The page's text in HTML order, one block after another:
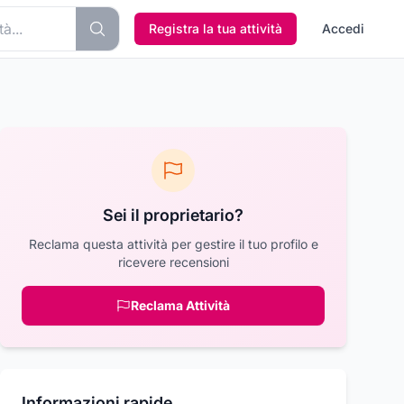
Registra la tua attività Accedi
Sei il proprietario?
Reclama questa attività per gestire il tuo profilo e
ricevere recensioni
Reclama Attività